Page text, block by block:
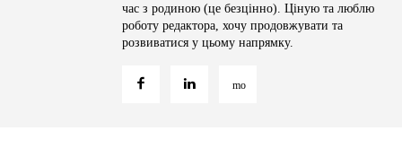
час з родиною (це безцінно). Ціную та люблю
роботу редактора, хочу продовжувати та
розвиватися у цьому напрямку.